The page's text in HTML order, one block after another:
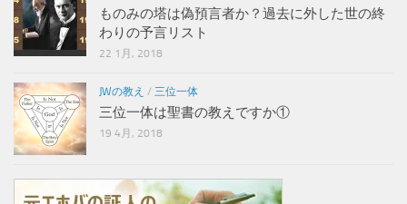
ものみの塔は偽預言者か？過去に外した世の終
わりの予言リスト
22 1月, 2018
JWの教え / 三位一体
三位一体は聖書の教えですか①
19 4月, 2018